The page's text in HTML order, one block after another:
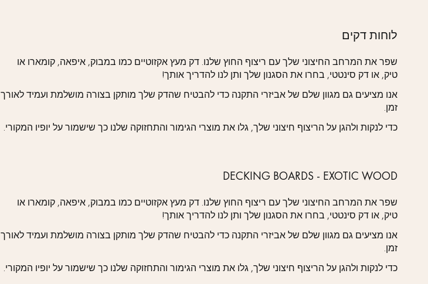
לוחות דקים
שפר את המרחב החיצוני שלך עם ריצוף החוץ שלנו. דק מעץ אקזוטיים כמו במבוק, איפאה, קומארו או
טיק, או דק סינטטי, בחרו את הסגנון שלך ותן לנו להדריך אותך!
אנו מציעים גם מגוון שלם של אביזרי התקנה כדי להבטיח שהדק שלך מותקן בצורה מושלמת ועמיד לאורך
זמן.
כדי לנקות ולהגן על הריצוף חיצוני שלך, גלו את מוצרי הגימור והתחזוקה שלנו כך שישמור על יופיו המקורי.
DECKING BOARDS - EXOTIC WOOD
שפר את המרחב החיצוני שלך עם ריצוף החוץ שלנו. דק מעץ אקזוטיים כמו במבוק, איפאה, קומארו או
טיק, או דק סינטטי, בחרו את הסגנון שלך ותן לנו להדריך אותך!
אנו מציעים גם מגוון שלם של אביזרי התקנה כדי להבטיח שהדק שלך מותקן בצורה מושלמת ועמיד לאורך
זמן.
כדי לנקות ולהגן על הריצוף חיצוני שלך, גלו את מוצרי הגימור והתחזוקה שלנו כך שישמור על יופיו המקורי.